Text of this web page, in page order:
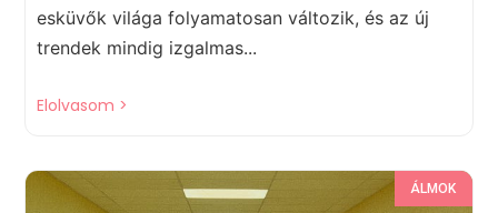
esküvők világa folyamatosan változik, és az új
trendek mindig izgalmas...
Elolvasom >
ÁLMOK